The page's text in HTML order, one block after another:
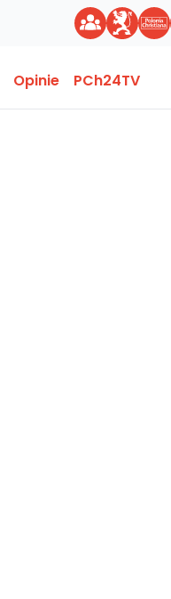
Opinie PCh24TV